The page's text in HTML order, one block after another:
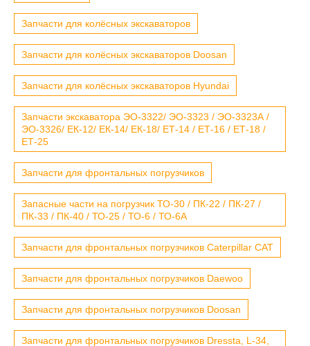
Запчасти для колёсных экскаваторов
Запчасти для колёсных экскаваторов Doosan
Запчасти для колёсных экскаваторов Hyundai
Запчасти экскаватора ЭО-3322/ ЭО-3323 / ЭО-3323А /
ЭО-3326/ ЕК-12/ ЕК-14/ ЕК-18/ ЕТ-14 / ЕТ-16 / ЕТ-18 /
ЕТ-25
Запчасти для фронтальных погрузчиков
Запасные части на погрузчик ТО-30 / ПК-22 / ПК-27 /
ПК-33 / ПК-40 / ТО-25 / ТО-6 / ТО-6А
Запчасти для фронтальных погрузчиков Caterpillar CAT
Запчасти для фронтальных погрузчиков Daewoo
Запчасти для фронтальных погрузчиков Doosan
Запчасти для фронтальных погрузчиков Dressta, L-34,